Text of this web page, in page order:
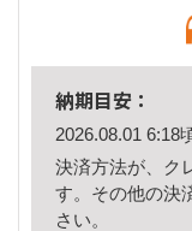
納期目安：
2026.08.01 6:18
決済方法が、ク
す。その他の決
さい。